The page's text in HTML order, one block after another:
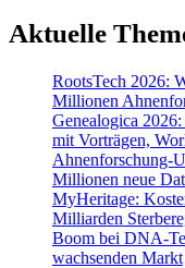
Aktuelle
RootsTech 2026:
Millionen
Genealogica
mit Vorträgen,
Ahnenforschung-
Millionen neue
MyHeritage:
Milliarden
Boom bei DNA-
wachsenden Markt